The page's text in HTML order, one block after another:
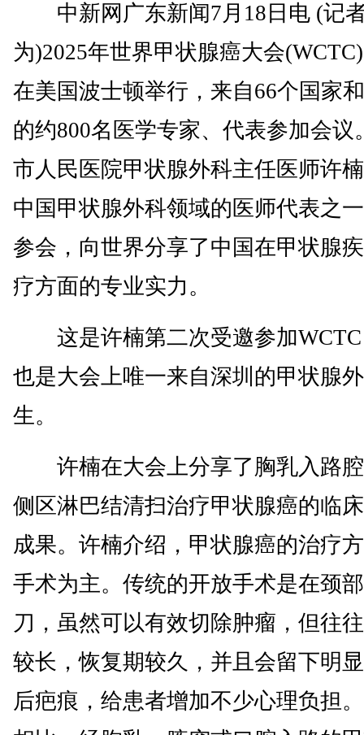
中新网广东新闻7月18日电 (记
为)2025年世界甲状腺癌大会
在美国波士顿举行，来自66个国家
的约800名医学专家、代表参加会议
市人民医院甲状腺外科主任医师许
中国甲状腺外科领域的医师代表之
参会，向世界分享了中国在甲状腺
疗方面的专业实力。
这是许楠第二次受邀参加WCTC
也是大会上唯一来自深圳的甲状腺
生。
许楠在大会上分享了胸乳入路
侧区淋巴结清扫治疗甲状腺癌的临
成果。许楠介绍，甲状腺癌的治疗
手术为主。传统的开放手术是在颈
刀，虽然可以有效切除肿瘤，但往
较长，恢复期较久，并且会留下明
后疤痕，给患者增加不少心理负担